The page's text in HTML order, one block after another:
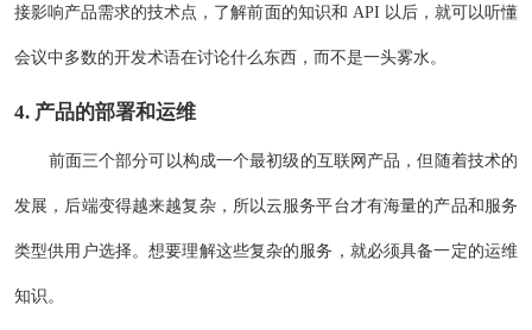
接影响产品需求的技术点，了解前面的知识和 API 以后，就可以听懂
会议中多数的开发术语在讨论什么东西，而不是一头雾水。
4. 产品的部署和运维
前面三个部分可以构成一个最初级的互联网产品，但随着技术的
发展，后端变得越来越复杂，所以云服务平台才有海量的产品和服务
类型供用户选择。想要理解这些复杂的服务，就必须具备一定的运维
知识。